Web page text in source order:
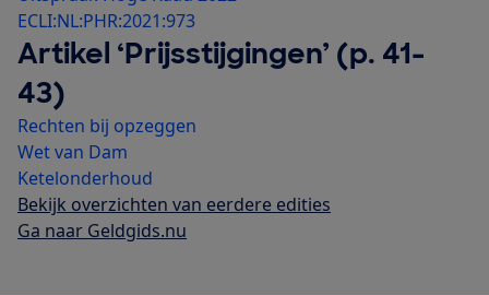
ECLI:NL:PHR:2021:973
Artikel ‘Prijsstijgingen’ (p. 41-
43)
Rechten bij opzeggen
Wet van Dam
Ketelonderhoud
Bekijk overzichten van eerdere edities
Ga naar Geldgids.nu